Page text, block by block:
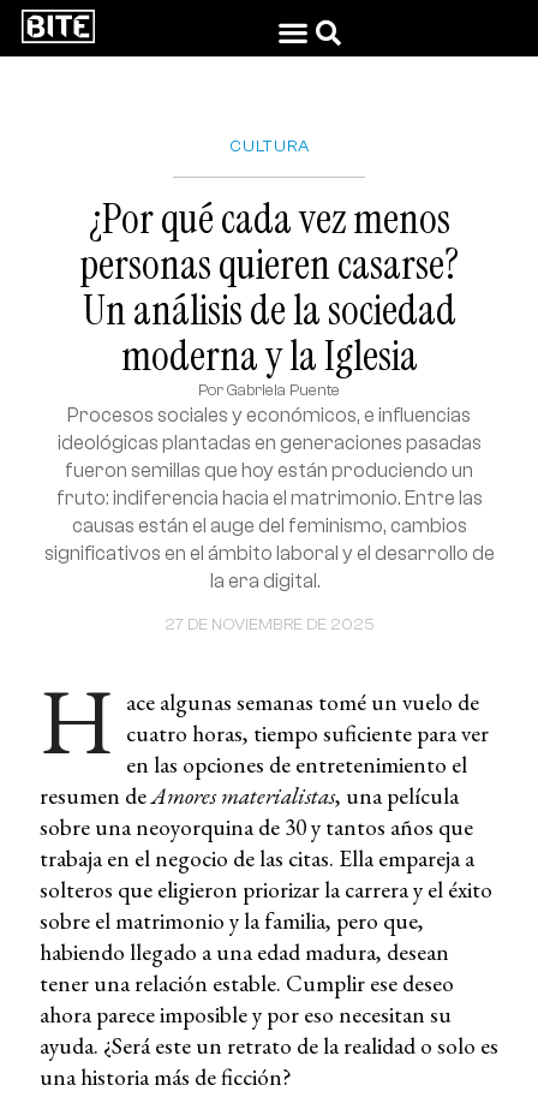
CULTURA
¿Por qué cada vez menos
personas quieren casarse?
Un análisis de la sociedad
moderna y la Iglesia
Por Gabriela Puente
27 DE NOVIEMBRE DE 2025
Procesos sociales y económicos, e influencias
ideológicas plantadas en generaciones pasadas
fueron semillas que hoy están produciendo un
fruto: indiferencia hacia el matrimonio. Entre las
causas están el auge del feminismo, cambios
significativos en el ámbito laboral y el desarrollo de
la era digital.
H ace algunas semanas tomé un vuelo de
cuatro horas, tiempo suficiente para ver
en las opciones de entretenimiento el
resumen deAmores materialistas, una película
sobre una neoyorquina de 30 y tantos años que
trabaja en el negocio de las citas. Ella empareja a
solteros que eligieron priorizar la carrera y el éxito
sobre el matrimonio y la familia, pero que,
habiendo llegado a una edad madura, desean
tener una relación estable. Cumplir ese deseo
ahora parece imposible y por eso necesitan su
ayuda. ¿Será este un retrato de la realidad o solo es
una historia más de ficción?